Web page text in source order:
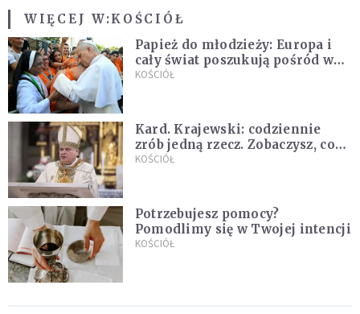
WIĘCEJ W:KOŚCIÓŁ
Papież do młodzieży: Europa i
cały świat poszukują pośród was
nowych świętych
KOŚCIÓŁ
Kard. Krajewski: codziennie
zrób jedną rzecz. Zobaczysz, co
stanie się z twoim życiem
KOŚCIÓŁ
Potrzebujesz pomocy?
Pomodlimy się w Twojej intencji
KOŚCIÓŁ